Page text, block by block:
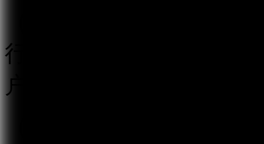
行真实身份信息认证，
户提供跟帖评论服务。